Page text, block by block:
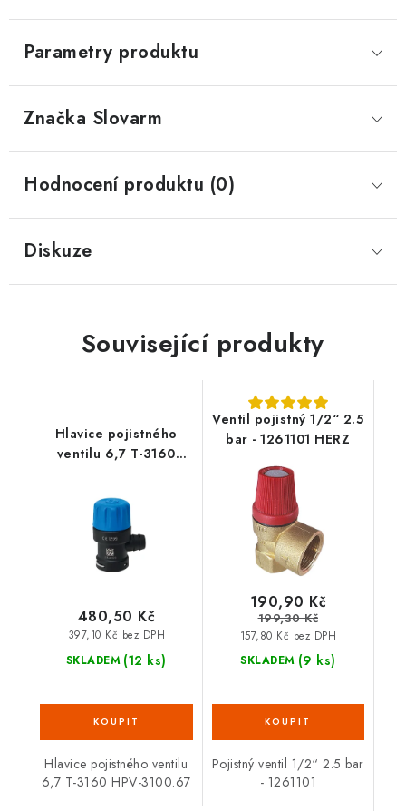
Parametry produktu
Značka Slovarm
Hodnocení produktu (0)
Diskuze
Související produkty
Hlavice pojistného
ventilu 6,7 T-3160
SKLADEM (12 ks)
397,10 Kč bez DPH
480,50 Kč
Hlavice pojistného ventilu
6,7 T-3160 HPV-3100.67
Ventil pojistný 1/2“ 2.5
bar - 1261101 HERZ
SKLADEM (9 ks)
157,80 Kč bez DPH
190,90 Kč
199,30 Kč
Pojistný ventil 1/2“ 2.5 bar
- 1261101